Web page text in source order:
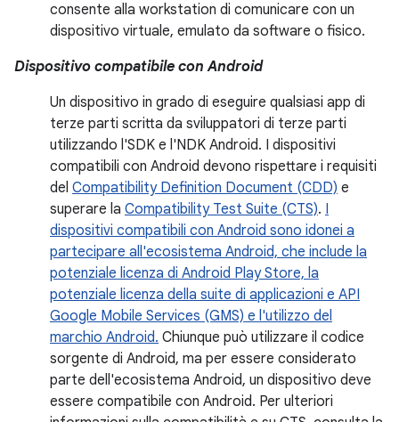
consente alla workstation di comunicare con un
dispositivo virtuale, emulato da software o fisico.
Dispositivo compatibile con Android
Un dispositivo in grado di eseguire qualsiasi app di
terze parti scritta da sviluppatori di terze parti
utilizzando l'SDK e l'NDK Android. I dispositivi
compatibili con Android devono rispettare i requisiti
del Compatibility Definition Document (CDD) e
superare la Compatibility Test Suite (CTS). I
dispositivi compatibili con Android sono idonei a
partecipare all'ecosistema Android, che include la
potenziale licenza di Android Play Store, la
potenziale licenza della suite di applicazioni e API
Google Mobile Services (GMS) e l'utilizzo del
marchio Android. Chiunque può utilizzare il codice
sorgente di Android, ma per essere considerato
parte dell'ecosistema Android, un dispositivo deve
essere compatibile con Android. Per ulteriori